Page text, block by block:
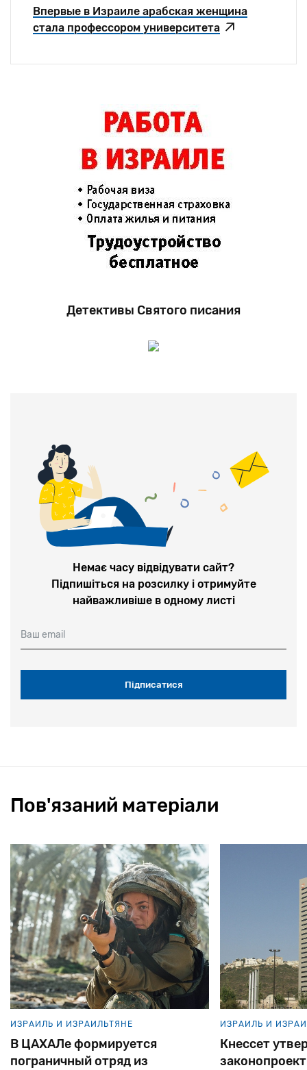
Впервые в Израиле арабская женщина
стала профессором университета
Детективы Святого писания
Немає часу відвідувати сайт?
Підпишіться на розсилку і отримуйте
найважливіше в одному листі
Ваш email
Пов'язаний матеріали
ИЗРАИЛЬ И ИЗРАИЛЬТЯНЕ
Кнессет утвердил
законопроект о позитивной
ИЗРАИЛЬ И
К 2050